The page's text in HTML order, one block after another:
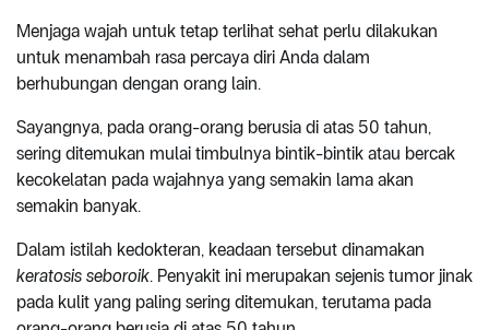
Menjaga wajah untuk tetap terlihat sehat perlu dilakukan
untuk menambah rasa percaya diri Anda dalam
berhubungan dengan orang lain.
Sayangnya, pada orang-orang berusia di atas 50 tahun,
sering ditemukan mulai timbulnya bintik-bintik atau bercak
kecokelatan pada wajahnya yang semakin lama akan
semakin banyak.
Dalam istilah kedokteran, keadaan tersebut dinamakan
keratosis seboroik. Penyakit ini merupakan sejenis tumor jinak
pada kulit yang paling sering ditemukan, terutama pada